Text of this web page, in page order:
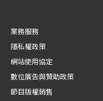
業務服務
隱私權政策
網站使用協定
數位廣告與贊助政策
節目版權銷售